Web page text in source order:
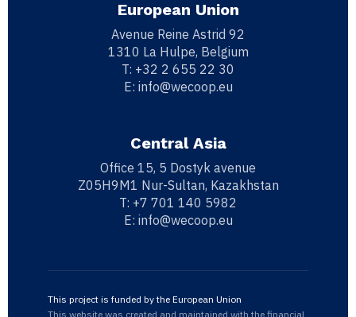
European Union
Avenue Reine Astrid 92
1310 La Hulpe, Belgium
T: +32 2 655 22 30
E: info@wecoop.eu
Central Asia
Office 15, 5 Dostyk avenue
Z05H9M1 Nur-Sultan, Kazakhstan
T: +7 701 140 5982
E: info@wecoop.eu
This project is funded by the European Union
This website was created and maintained with the financial